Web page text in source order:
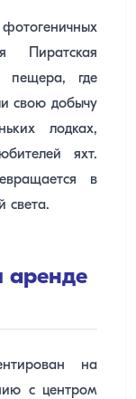
Пиратская
пещера, где
свою добычу
лодках,
яхт.
в
света.
аренде
на
с центром